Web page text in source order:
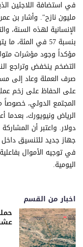
مليون نازح". وأشار بن
بنسبة 57 في
مؤكداً وجود مؤشرات
التضخم ينخفض وتراجع
على الحفاظ على زخم
المجتمع الدولي، خصوصاً
دولار. واعتبر أن
جهاز جديد للتنسيق
في توجيه الأموال
اليومية.
اخبار من القسم